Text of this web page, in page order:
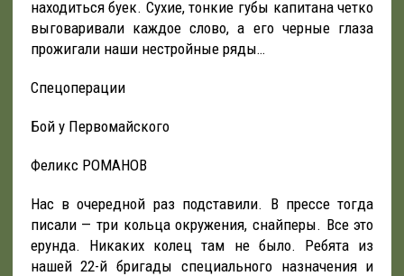
находиться буек. Сухие, тонкие губы капитана четко
выговаривали каждое слово, а его черные глаза
прожигали наши нестройные ряды…
Спецоперации
Бой у Первомайского
Феликс РОМАНОВ
Нас в очередной раз подставили. В прессе тогда
писали — три кольца окружения, снайперы. Все это
ерунда. Никаких колец там не было. Ребята из
нашей 22-й бригады специального назначения и